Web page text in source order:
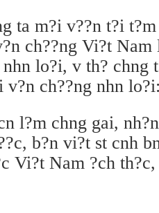
ta m?i v??n t?i
ch??ng Vi?t
lo?i, v th? chng
v?n ch??ng nhn
l?m chng gai,
b?n vi?t st cnh
Vi?t Nam ?ch